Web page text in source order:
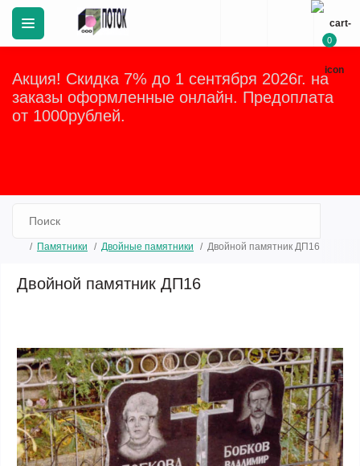
Акция! Скидка 7% до 1 сентября 2026г. на
заказы оформленные онлайн. Предоплата
от 1000рублей.
0
Памятники Двойные памятники Двойной памятник ДП16
Двойной памятник ДП16